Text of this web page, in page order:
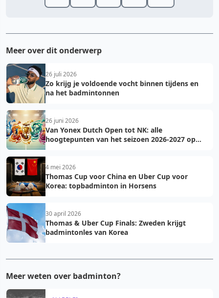
Meer over dit onderwerp
26 juli 2026
Zo krijg je voldoende vocht binnen tijdens en
na het badmintonnen
26 juni 2026
Van Yonex Dutch Open tot NK: alle
hoogtepunten van het seizoen 2026-2027 op
4 mei 2026
Thomas Cup voor China en Uber Cup voor
Korea: topbadminton in Horsens
30 april 2026
Thomas & Uber Cup Finals: Zweden krijgt
badmintonles van Korea
Meer weten over badminton?